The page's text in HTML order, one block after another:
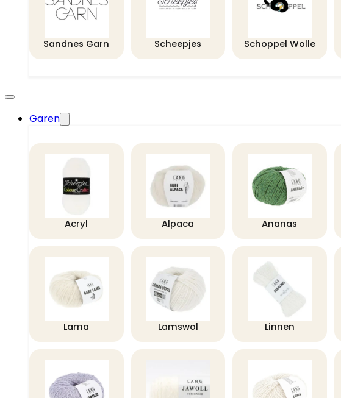
Sandnes Garn Scheepjes Schoppel Wolle
Garen
Acryl Alpaca Ananas
Lama Lamswol Linnen